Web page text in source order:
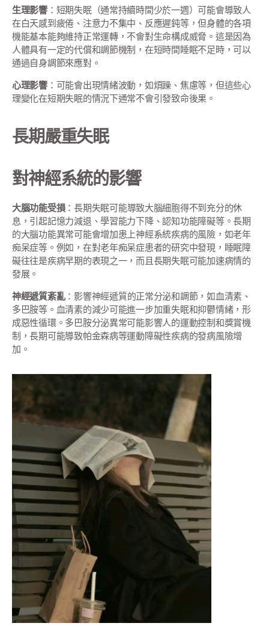
生理影響：短期失眠（通常持續時間少於一週）可能會導致人
在白天感到疲倦、注意力不集中、反應遲鈍等，但身體的各項
機能基本能夠維持正常運轉，不會對生命構成威脅。這是因為
人體具有一定的代償和調節機制，在短時間睡眠不足時，可以
通過自身調節來應對。
心理影響：可能會出現情緒波動，如煩躁、焦慮等，但這些心
理變化在短期失眠的情況下通常不會引發致命後果。
長期嚴重失眠
對神經系統的影響
大腦功能受損：長期失眠可能導致大腦細胞得不到充分的休
息，引起記憶力減退、學習能力下降、認知功能障礙等。長期
的大腦功能異常可能會增加患上神經系統疾病的風險，如老年
痴呆症等。例如，在對老年痴呆症患者的研究中發現，睡眠障
礙往往是疾病早期的表現之一，而且長期失眠可能加速病情的
發展。
神經遞質紊亂：影響神經遞質的正常分泌和調節，如血清素、
多巴胺等。血清素的減少可能進一步加重失眠和抑鬱情緒，形
成惡性循環。多巴胺分泌異常可能影響人的運動控制和獎賞機
制，長期可能導致帕金森病等運動障礙性疾病的發病風險增
加。